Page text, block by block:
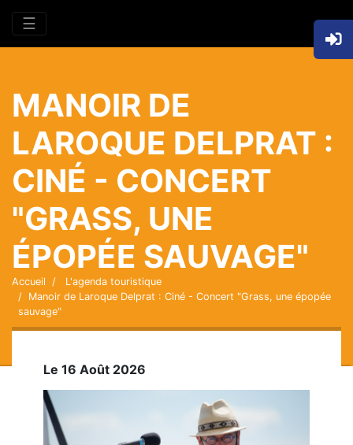
☰
MANOIR DE
LAROQUE DELPRAT :
CINÉ - CONCERT
"GRASS, UNE
ÉPOPÉE SAUVAGE"
Accueil
L'agenda touristique
Manoir de Laroque Delprat : Ciné - Concert "Grass, une épopée
sauvage"
Le 16 Août 2026